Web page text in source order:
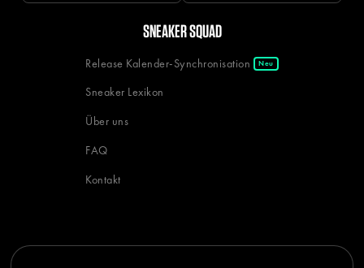
SNEAKER SQUAD
Release Kalender-Synchronisation Neu
Sneaker Lexikon
Über uns
FAQ
Kontakt